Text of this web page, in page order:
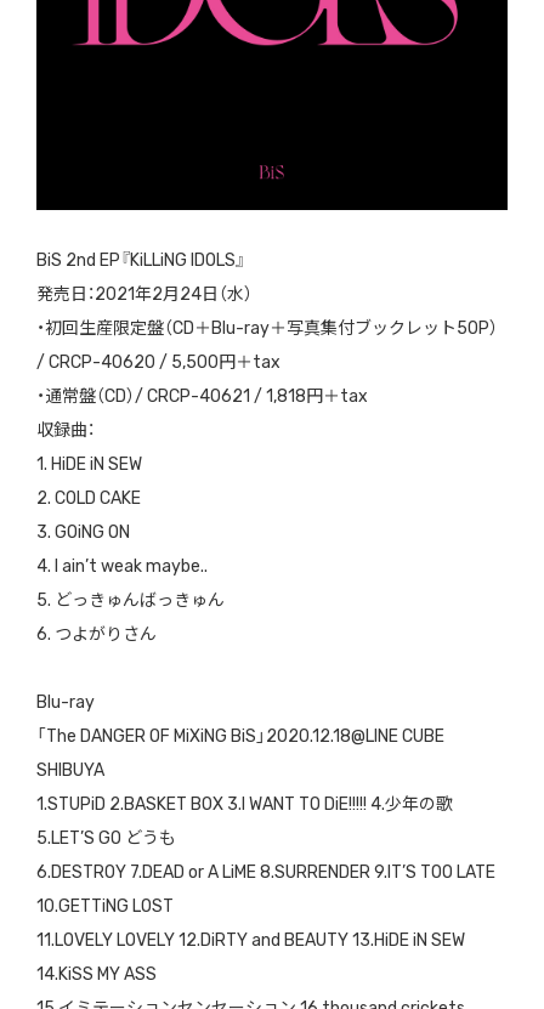
BiS 2nd EP『KiLLiNG IDOLS』
発売日：2021年2月24日（水）
・初回生産限定盤（CD＋Blu-ray＋写真集付ブックレット50P）
/ CRCP-40620 / 5,500円＋tax
・通常盤（CD）/ CRCP-40621 / 1,818円＋tax
収録曲：
1. HiDE iN SEW
2. COLD CAKE
3. GOiNG ON
4. I ain’t weak maybe..
5. どっきゅんばっきゅん
6. つよがりさん
Blu-ray
「The DANGER OF MiXiNG BiS」2020.12.18@LINE CUBE
SHIBUYA
1.STUPiD 2.BASKET BOX 3.I WANT TO DiE!!!!! 4.少年の歌
5.LET’S GO どうも
6.DESTROY 7.DEAD or A LiME 8.SURRENDER 9.IT’S TOO LATE
10.GETTiNG LOST
11.LOVELY LOVELY 12.DiRTY and BEAUTY 13.HiDE iN SEW
14.KiSS MY ASS